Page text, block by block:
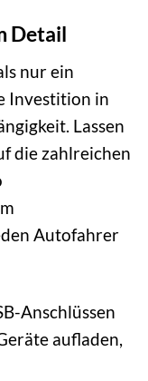
Detail
nur ein
Investition in
Lassen
die zahlreichen
Autofahrer
Anschlüssen
aufladen,